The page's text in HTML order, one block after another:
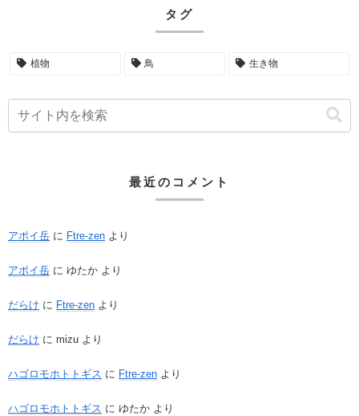
タグ
植物 鳥 生き物
最近のコメント
アポイ岳 に Ftre-zen より
アポイ岳 に ゆたか より
だらけ に Ftre-zen より
だらけ に mizu より
ハゴロモホトトギス に Ftre-zen より
ハゴロモホトトギス に ゆたか より